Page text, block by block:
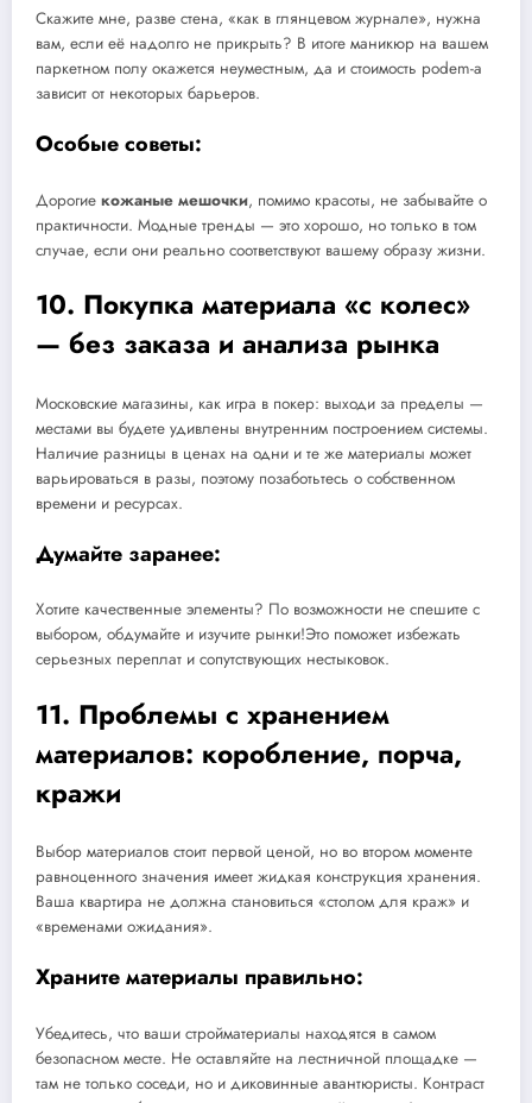
Скажите мне, разве стена, «как в глянцевом журнале», нужна
вам, если её надолго не прикрыть? В итоге маникюр на вашем
паркетном полу окажется неуместным, да и стоимость podem-a
зависит от некоторых барьеров.
Особые советы:
Дорогие кожаные мешочки, помимо красоты, не забывайте о
практичности. Модные тренды — это хорошо, но только в том
случае, если они реально соответствуют вашему образу жизни.
10. Покупка материала «с колес»
— без заказа и анализа рынка
Московские магазины, как игра в покер: выходи за пределы —
местами вы будете удивлены внутренним построением системы.
Наличие разницы в ценах на одни и те же материалы может
варьироваться в разы, поэтому позаботьтесь о собственном
времени и ресурсах.
Думайте заранее:
Хотите качественные элементы? По возможности не спешите с
выбором, обдумайте и изучите рынки!Это поможет избежать
серьезных переплат и сопутствующих нестыковок.
11. Проблемы с хранением
материалов: коробление, порча,
кражи
Выбор материалов стоит первой ценой, но во втором моменте
равноценного значения имеет жидкая конструкция хранения.
Ваша квартира не должна становиться «столом для краж» и
«временами ожидания».
Храните материалы правильно:
Убедитесь, что ваши стройматериалы находятся в самом
безопасном месте. Не оставляйте на лестничной площадке —
там не только соседи, но и диковинные авантюристы. Контраст